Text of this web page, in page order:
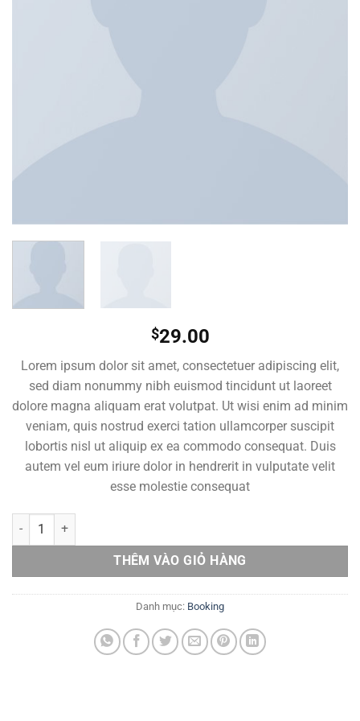
$29.00
Lorem ipsum dolor sit amet, consectetuer adipiscing elit,
sed diam nonummy nibh euismod tincidunt ut laoreet
dolore magna aliquam erat volutpat. Ut wisi enim ad minim
veniam, quis nostrud exerci tation ullamcorper suscipit
lobortis nisl ut aliquip ex ea commodo consequat. Duis
autem vel eum iriure dolor in hendrerit in vulputate velit
esse molestie consequat
Weekend in London số lượng
THÊM VÀO GIỎ HÀNG
Danh mục: Booking